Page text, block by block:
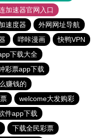
加速器官网入口
速度器
外网网址导航
哔咔漫画
快鸭VPN
下载大全
彩票app下载
赚钱的
welcome大发购彩
件app下载
下载全民彩票